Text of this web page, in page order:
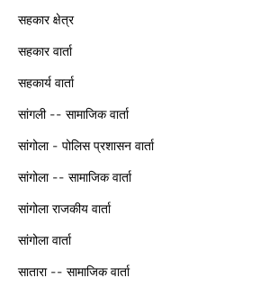
सहकार क्षेत्र
सहकार वार्ता
सहकार्य वार्ता
सांगली -- सामाजिक वार्ता
सांगोला - पोलिस प्रशासन वार्ता
सांगोला -- सामाजिक वार्ता
सांगोला राजकीय वार्ता
सांगोला वार्ता
सातारा -- सामाजिक वार्ता